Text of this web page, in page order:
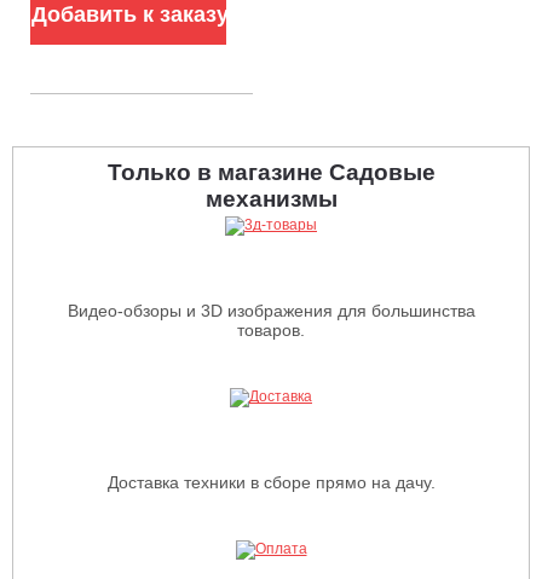
см3, вариатор, 70
л, сталь, 4 в 1,
Добавить к заказу
Только в магазине Садовые
механизмы
Видео-обзоры и 3D изображения для большинства
товаров.
Доставка техники в сборе прямо на дачу.